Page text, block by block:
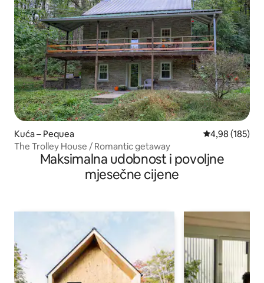
Kuća – Pequea Prosječna
4,98 (185)
The Trolley House / Romantic getaway
Maksimalna udobnost i povoljne
mjesečne cijene